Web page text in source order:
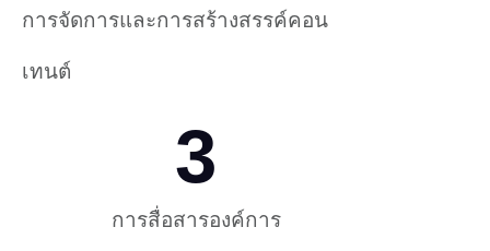
การจัดการและการสร้างสรรค์คอน
เทนต์
การสื่อสารองค์การ
3